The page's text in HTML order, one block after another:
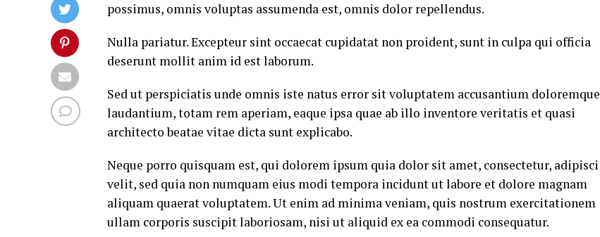
possimus, omnis voluptas assumenda est, omnis dolor repellendus.
Nulla pariatur. Excepteur sint occaecat cupidatat non proident, sunt in culpa qui officia
deserunt mollit anim id est laborum.
Sed ut perspiciatis unde omnis iste natus error sit voluptatem accusantium doloremque
laudantium, totam rem aperiam, eaque ipsa quae ab illo inventore veritatis et quasi
architecto beatae vitae dicta sunt explicabo.
Neque porro quisquam est, qui dolorem ipsum quia dolor sit amet, consectetur, adipisci
velit, sed quia non numquam eius modi tempora incidunt ut labore et dolore magnam
aliquam quaerat voluptatem. Ut enim ad minima veniam, quis nostrum exercitationem
ullam corporis suscipit laboriosam, nisi ut aliquid ex ea commodi consequatur.